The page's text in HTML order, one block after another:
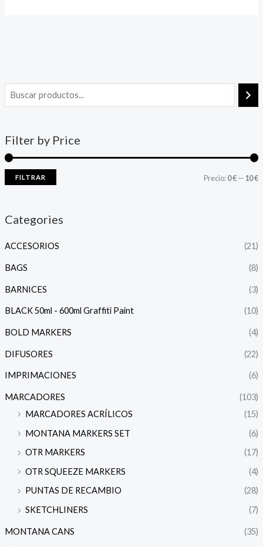
Filter by Price
FILTRAR Precio:0 €—10 €
Categories
ACCESORIOS (21)
BAGS (8)
BARNICES (3)
BLACK 50ml - 600ml Graffiti Paint (10)
BOLD MARKERS (4)
DIFUSORES (22)
IMPRIMACIONES (6)
MARCADORES
(103)
MARCADORES ACRÍLICOS
(15)
MONTANA MARKERS SET
(6)
OTR MARKERS
(17)
OTR SQUEEZE MARKERS
(4)
PUNTAS DE RECAMBIO
(28)
SKETCHLINERS
(7)
MONTANA CANS (35)